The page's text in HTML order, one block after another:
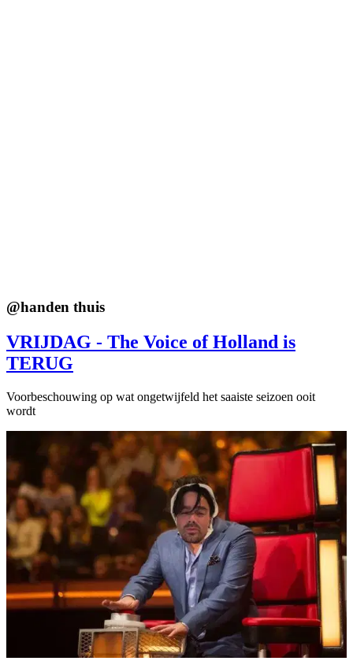
@handen thuis
VRIJDAG - The Voice of Holland is
TERUG
Voorbeschouwing op wat ongetwijfeld het saaiste seizoen ooit
wordt